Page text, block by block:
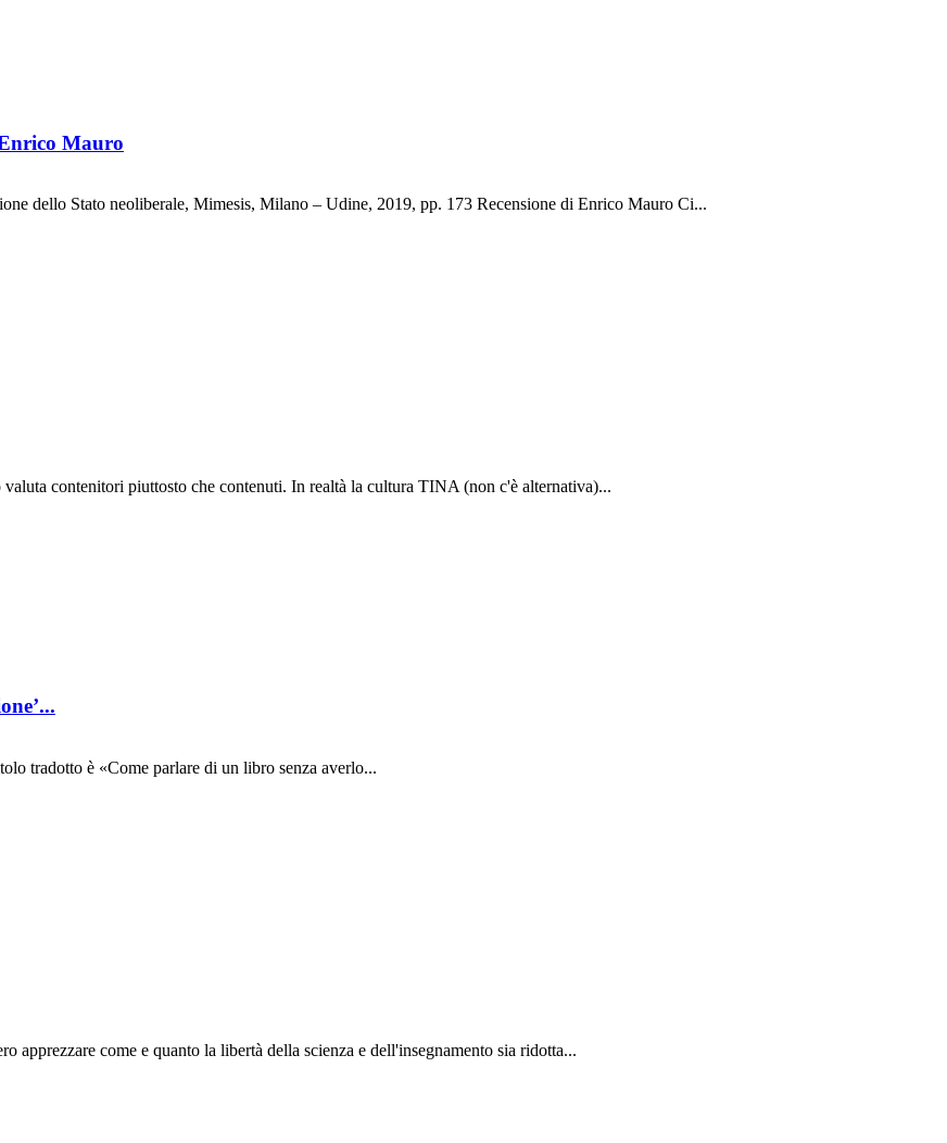
Mauro
dello Stato neoliberale, Mimesis, Milano – Udine, 2019, pp. 173 Recensione di Enrico Mauro Ci...
contenitori piuttosto che contenuti. In realtà la cultura TINA (non c'è alternativa)...
tradotto è «Come parlare di un libro senza averlo...
apprezzare come e quanto la libertà della scienza e dell'insegnamento sia ridotta...